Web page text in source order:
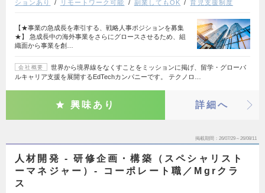
ションあり
リモートワーク可能 副業してもOK 育児支援制度
【★事業の急成長を牽引する、戦略人事ポジションを募集
★】 急成長中の海外事業をさらにグロースさせるため、組
織面から事業を創…
会社概要
世界から境界線をなくすことをミッションに掲げ、留学・グローバ
ルキャリア支援を展開するEdTechカンパニーです。 テクノロ…
興味あり 詳細へ
掲載期間 26/07/29～26/08/11
人材開発 - 研修企画・構築（スペシャリスト
ーマネジャー）- コーポレート職／Mgrクラ
ス